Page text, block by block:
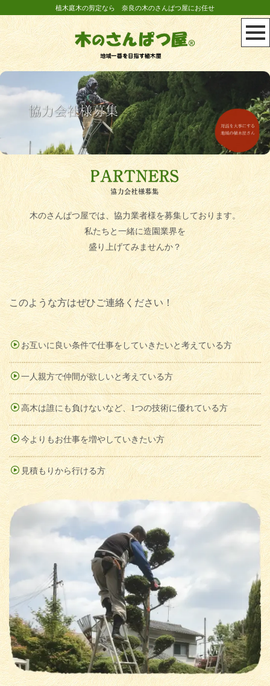
植木庭木の剪定なら 奈良の木のさんぱつ屋にお任せ
木のさんぱつ屋では、協力業者様を募集しております。
私たちと一緒に造園業界を
盛り上げてみませんか？
このような方はぜひご連絡ください！
お互いに良い条件で仕事をしていきたいと考えている方
一人親方で仲間が欲しいと考えている方
高木は誰にも負けないなど、1つの技術に優れている方
今よりもお仕事を増やしていきたい方
見積もりから行ける方